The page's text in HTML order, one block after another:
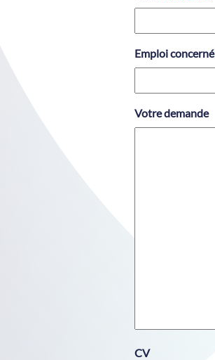
Emploi concerné
Votre demande
CV